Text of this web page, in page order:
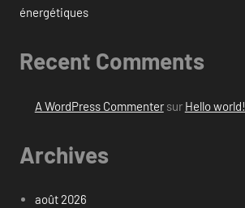
énergétiques
Recent Comments
A WordPress Commentersur Hello world!
Archives
août 2026